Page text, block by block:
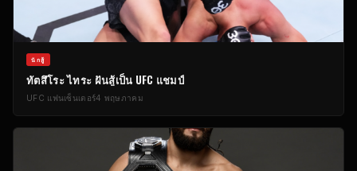
นักสู้
ทัตสึโระ ไทระ ฝันสู้เป็น UFC แชมป์
UFC แฟนเซ็นเตอร์4 พฤษภาคม